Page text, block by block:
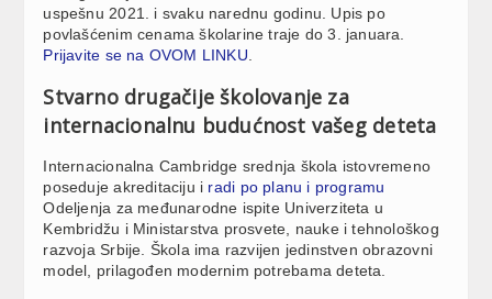
uspešnu 2021. i svaku narednu godinu. Upis po
povlašćenim cenama školarine traje do 3. januara.
Prijavite se na OVOM LINKU
Stvarno drugačije školovanje za
internacionalnu budućnost vašeg deteta
Internacionalna Cambridge srednja škola istovremeno
poseduje akreditaciju i radi po planu i programu
Odeljenja za međunarodne ispite Univerziteta u
Kembridžu i Ministarstva prosvete, nauke i tehnološkog
razvoja Srbije. Škola ima razvijen jedinstven obrazovni
model, prilagođen modernim potrebama deteta.